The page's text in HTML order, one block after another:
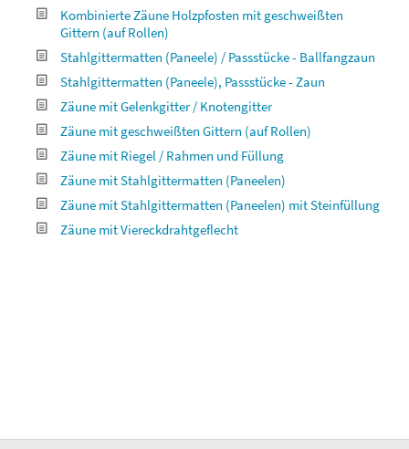
Kombinierte Zäune Holzpfosten mit geschweißten
Gittern (auf Rollen)
Stahlgittermatten (Paneele) / Passstücke - Ballfangzaun
Stahlgittermatten (Paneele), Passstücke - Zaun
Zäune mit Gelenkgitter / Knotengitter
Zäune mit geschweißten Gittern (auf Rollen)
Zäune mit Riegel / Rahmen und Füllung
Zäune mit Stahlgittermatten (Paneelen)
Zäune mit Stahlgittermatten (Paneelen) mit Steinfüllung
Zäune mit Viereckdrahtgeflecht